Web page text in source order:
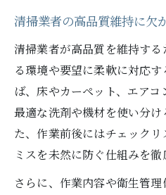
清掃業者の高品質維持に欠
清掃業者が高品質を維持す
る環境や要望に柔軟に対応
ば、床やカーペット、エア
最適な洗剤や機材を使い分
た、作業前後にはチェック
ミスを未然に防ぐ仕組みを徹
さらに、作業内容や衛生管理